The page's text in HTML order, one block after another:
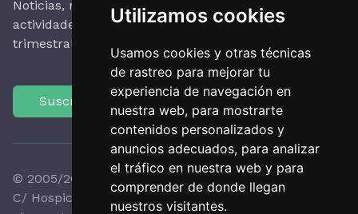
Utilizamos cookies
Usamos cookies y otras técnicas
de rastreo para mejorar tu
experiencia de navegación en
nuestra web, para mostrarte
contenidos personalizados y
anuncios adecuados, para analizar
el tráfico en nuestra web y para
comprender de donde llegan
nuestros visitantes.
Noticias, novedades destacadas, artículos,
actividades y mucho más, con periodicidad
trimestral.
Suscríbete
© 2005/2026 Observatori del Paisatge de Catalunya
C/ Hospici, 8 - 17800 OLOT - Tel: +34 972 27 35 64